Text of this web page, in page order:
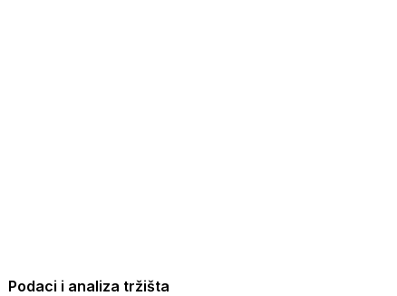
Podaci i analiza tržišta